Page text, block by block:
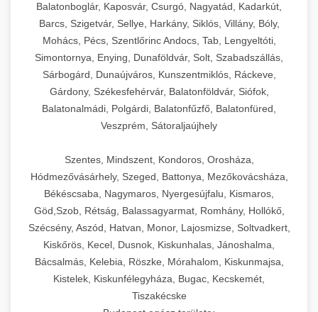
Balatonboglár, Kaposvár, Csurgó, Nagyatád, Kadarkút,
Barcs, Szigetvár, Sellye, Harkány, Siklós, Villány, Bóly,
Mohács, Pécs, Szentlőrinc Andocs, Tab, Lengyeltóti,
Simontornya, Enying, Dunaföldvár, Solt, Szabadszállás,
Sárbogárd, Dunaújváros, Kunszentmiklós, Ráckeve,
Gárdony, Székesfehérvár, Balatonföldvár, Siófok,
Balatonalmádi, Polgárdi, Balatonfűzfő, Balatonfüred,
Veszprém, Sátoraljaújhely
Szentes, Mindszent, Kondoros, Orosháza,
Hódmezővásárhely, Szeged, Battonya, Mezőkovácsháza,
Békéscsaba, Nagymaros, Nyergesújfalu, Kismaros,
Göd,Szob, Rétság, Balassagyarmat, Romhány, Hollókő,
Szécsény, Aszód, Hatvan, Monor, Lajosmizse, Soltvadkert,
Kiskőrös, Kecel, Dusnok, Kiskunhalas, Jánoshalma,
Bácsalmás, Kelebia, Röszke, Mórahalom, Kiskunmajsa,
Kistelek, Kiskunfélegyháza, Bugac, Kecskemét,
Tiszakécske